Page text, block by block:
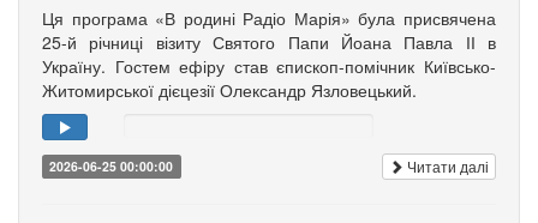
Ця програма «В родині Радіо Марія» була присвячена
25-й річниці візиту Святого Папи Йоана Павла ІІ в
Україну. Гостем ефіру став єпископ-помічник Київсько-
Житомирської дієцезії Олександр Язловецький.
2026-06-25 00:00:00 Читати далі